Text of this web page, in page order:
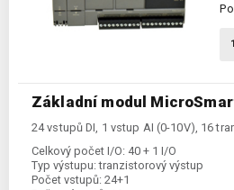
Základní modul
24 vstupů DI, 1 vstup AI (0-10V), 16
Celkový počet I/O: 40 + 1 I/O
Typ výstupu: tranzistorový výstup
Počet vstupů: 24+1